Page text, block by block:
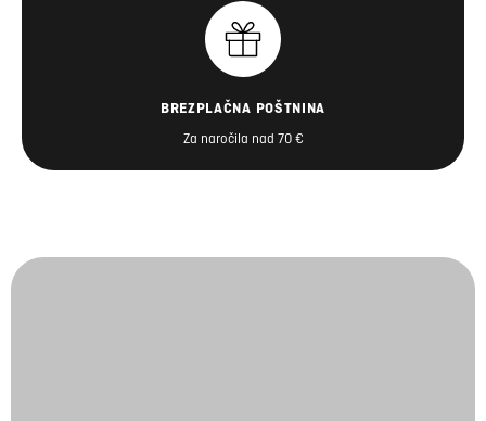
BREZPLAČNA POŠTNINA
Za naročila nad 70 €